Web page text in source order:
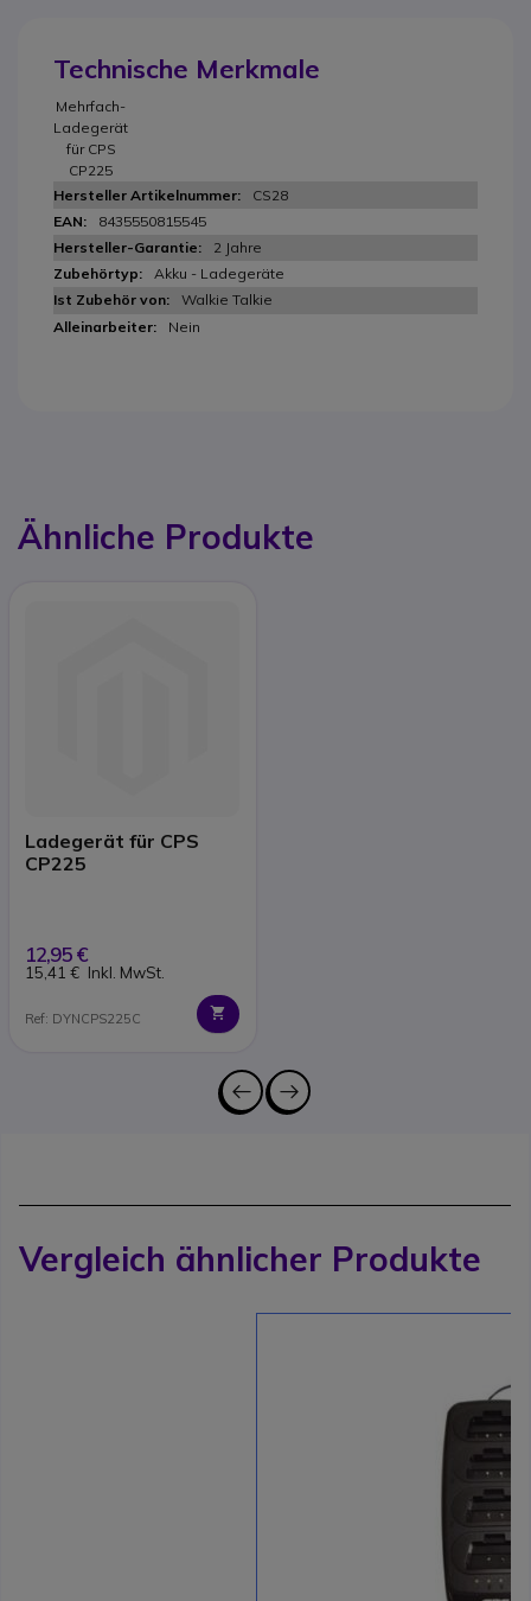
Technische Merkmale
Mehrfach-
Ladegerät
für CPS
CP225
CS28
8435550815545
2 Jahre
Akku - Ladegeräte
Walkie Talkie
Nein
Ähnliche Produkte
Ladegerät für CPS
CP225
12,95 €
15,41 € Inkl. MwSt.
Ref: DYNCPS225C
Vergleich ähnlicher Produkte